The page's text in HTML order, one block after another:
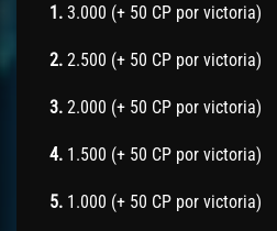
1. 3.000 (+ 50 CP por victoria)
2. 2.500 (+ 50 CP por victoria)
3. 2.000 (+ 50 CP por victoria)
4. 1.500 (+ 50 CP por victoria)
5. 1.000 (+ 50 CP por victoria)